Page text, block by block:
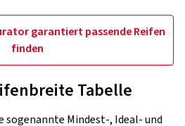
garantiert passende Reifen
finden
Tabelle
sogenannte Mindest-, Ideal- und